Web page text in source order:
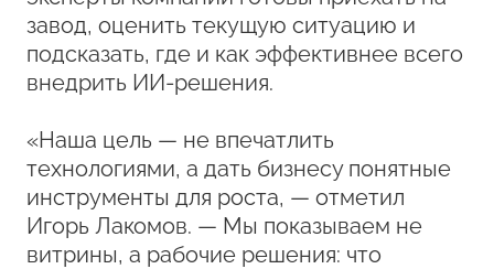
завод, оценить текущую ситуацию и
подсказать, где и как эффективнее всего
внедрить ИИ‑решения.
«Наша цель — не впечатлить
технологиями, а дать бизнесу понятные
инструменты для роста, — отметил
Игорь Лакомов. — Мы показываем не
витрины, а рабочие решения: что